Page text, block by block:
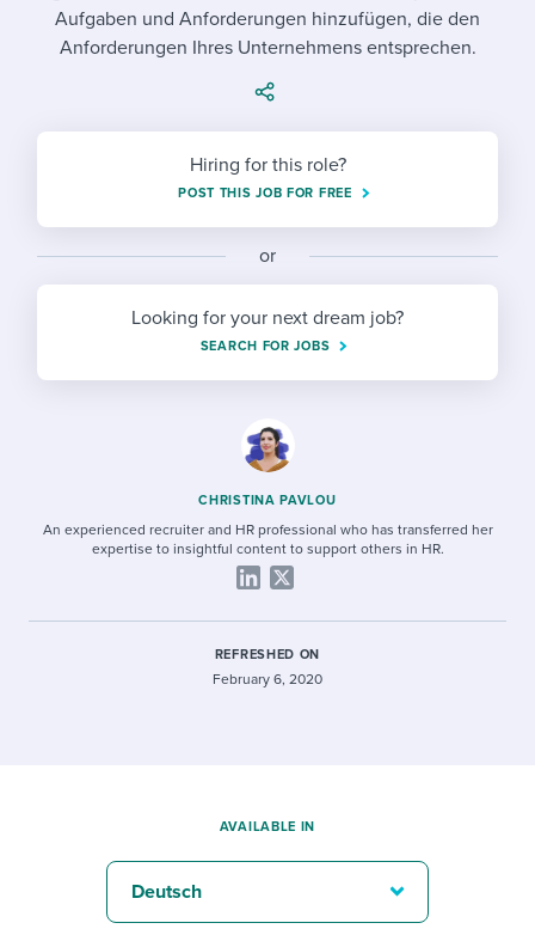
Working together with others
Maintaining hiring pipelines
Ensuring compliance
Finding and attracting people
Digitizing work processes
Interview question templates
Policy templates
Step-by-step tutorials
Free ebooks & reports
Workable Academy
Applying for a job
Interview process
Pay & benefits
Career development
Explore Workable
Start a free trial
Aufgaben und Anforderungen hinzufügen, die den
Anforderungen Ihres Unternehmens entsprechen.
Hiring for this role?
POST THIS JOB FOR FREE
or
Looking for your next dream job?
SEARCH FOR JOBS
CHRISTINA PAVLOU
An experienced recruiter and HR professional who has transferred her
expertise to insightful content to support others in HR.
REFRESHED ON
February 6, 2020
AVAILABLE IN
Deutsch